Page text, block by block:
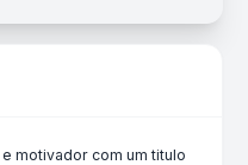
motivador com um titulo